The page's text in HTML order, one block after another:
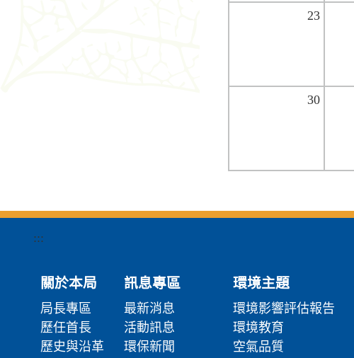
23
30
:::
關於本局
局長專區
歷任首長
歷史與沿革
訊息專區
最新消息
活動訊息
環保新聞
環境主題
環境影響評估報告
環境教育
空氣品質